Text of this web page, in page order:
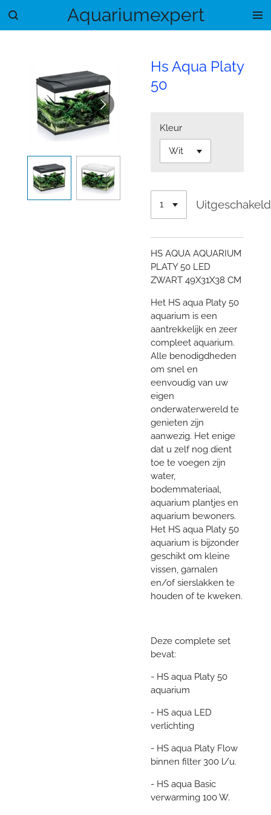
Ga
Aquariumexpert
Hs Aqua Platy
50
Kleur
Uitgeschakeld
HS AQUA AQUARIUM
PLATY 50 LED
ZWART 49X31X38 CM
Het HS aqua Platy 50
aquarium is een
aantrekkelijk en zeer
compleet aquarium.
Alle benodigdheden
om snel en
eenvoudig van uw
eigen
onderwaterwereld te
genieten zijn
aanwezig. Het enige
dat u zelf nog dient
toe te voegen zijn
water,
bodemmateriaal,
aquarium plantjes en
aquarium bewoners.
Het HS aqua Platy 50
aquarium is bijzonder
geschikt om kleine
vissen, garnalen
en/of sierslakken te
houden of te kweken.
Deze complete set
bevat:
- HS aqua Platy 50
aquarium
- HS aqua LED
verlichting
- HS aqua Platy Flow
binnen filter 300 l/u.
- HS aqua Basic
verwarming 100 W.